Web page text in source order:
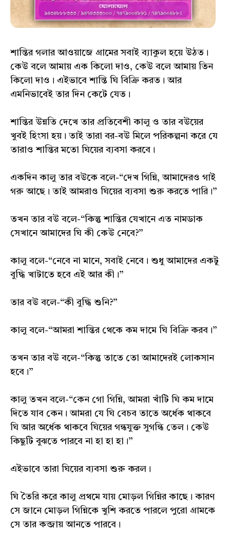
শান্তির গলার আওয়াজে গ্ৰামের সবাই ব্যাকুল হয়ে উঠত।
কেউ বলে আমায় এক কিলো দাও, কেউ বলে আমায় তিন
কিলো দাও। এইভাবে শান্তি ঘি বিক্রি করত। আর
এমনিভাবেই তার দিন কেটে যেত।
শান্তির উন্নতি দেখে তার প্রতিবেশী কালু ও তার বউয়ের
খুবই হিংসা হয়। তাই তারা বর-বউ মিলে পরিকল্পনা করে যে
তারাও শান্তির মতো ঘিয়ের ব্যবসা করবে।
একদিন কালু তার বউকে বলে-“দেখ গিন্নি, আমাদেরও গাই
গরু আছে। তাই আমরাও ঘিয়ের ব্যবসা শুরু করতে পারি।”
তখন তার বউ বলে-“কিন্তু শান্তির যেখানে এত নামডাক
সেখানে আমাদের ঘি কী কেউ নেবে?”
কালু বলে-“নেবে না মানে, সবাই নেবে। শুধু আমাদের একটু
বুদ্ধি খাটাতে হবে এই আর কী।”
তার বউ বলে-“কী বুদ্ধি শুনি?”
কালু বলে-“আমরা শান্তির থেকে কম দামে ঘি বিক্রি করব।”
তখন তার বউ বলে-“কিন্তু তাতে তো আমাদেরই লোকসান
হবে।”
কালু তখন বলে-“কেন গো গিন্নি, আমরা খাঁটি ঘি কম দামে
দিতে যাব কেন। আমরা যে ঘি বেচব তাতে অর্ধেক থাকবে
ঘি আর অর্ধেক থাকবে ঘিয়ের গন্ধযুক্ত সুগন্ধি তেল। কেউ
কিছুটি বুঝতে পারবে না হা হা হা।”
এইভাবে তারা ঘিয়ের ব্যবসা শুরু করল।
ঘি তৈরি করে কালু প্রথমে যায় মোড়ল গিন্নির কাছে। কারণ
সে জানে মোড়ল গিন্নিকে খুশি করতে পারলে পুরো গ্ৰামকে
সে তার কব্জায় আনতে পারবে।